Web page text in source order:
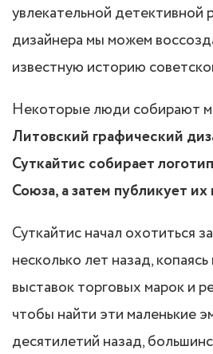
увлекательной детективной
дизайнера мы можем
известную историю
Некоторые люди собирают
Литовский графический
Суткайтис собирает
Союза, а затем публикует их
Суткайтис начал охотиться
несколько лет назад, копаясь
выставок торговых марок и
чтобы найти эти маленькие
десятилетий назад,